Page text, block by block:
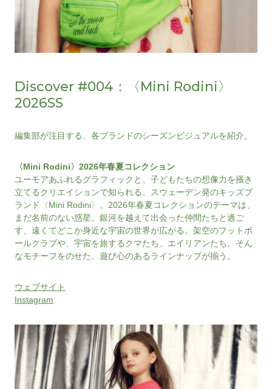
Discover #004：〈Mini Rodini〉
2026SS
編集部が注目する、各ブランドのシーズンビジュアルを紹介。
〈Mini Rodini〉2026年春夏コレクション
ユーモアあふれるグラフィックと、子どもたちの想像力を掻き
立てるクリエイションで知られる、スウェーデン発のキッズブ
ランド〈Mini Rodini〉。2026年春夏コレクションのテーマは、
まだ名前のない惑星。銀河を越えて出会った仲間たちと過ご
す、遠くてどこか身近な宇宙の世界が広がる。架空のフットボ
ールクラブや、宇宙を旅するクマたち、エイリアンたち。そん
なモチーフをのせた、遊び心のあるラインナップが揃う。
ウェブサイト
Instagram